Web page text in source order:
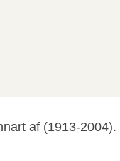
af (1913-2004).